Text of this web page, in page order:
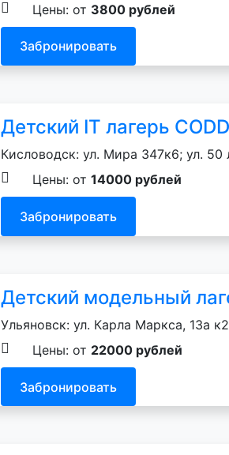
Цены: от 3800 рублей
Забронировать
Детский IT лагерь
Кисловодск: ул. Мира 347к6; ул.
Цены: от 14000 рублей
Забронировать
Детский модельный
Ульяновск: ул. Карла Маркса, 13а
Цены: от 22000 рублей
Забронировать